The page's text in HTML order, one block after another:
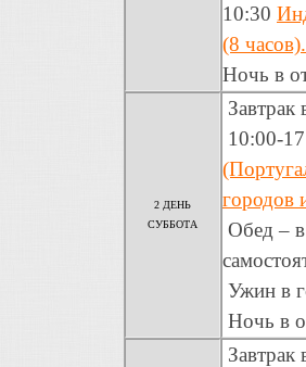
10:30
(8 часов).
Ночь в
2 ДЕНЬ
СУББОТА
Завтрак
10:00-
городов
Обед – в
Ужин в
Ночь в
Завтрак